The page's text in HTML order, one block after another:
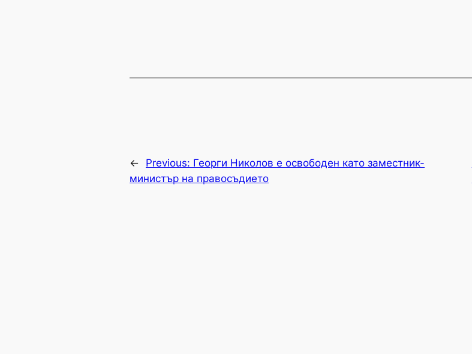
← Previous: Георги Николов е освободен като заместник-
министър на правосъдието